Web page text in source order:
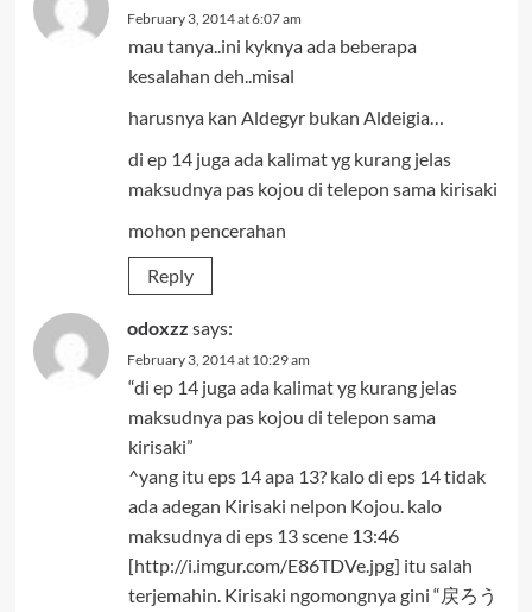
February 3, 2014 at 6:07 am
mau tanya..ini kyknya ada beberapa
kesalahan deh..misal
harusnya kan Aldegyr bukan Aldeigia…
di ep 14 juga ada kalimat yg kurang jelas
maksudnya pas kojou di telepon sama kirisaki
mohon pencerahan
Reply
odoxzz says:
February 3, 2014 at 10:29 am
“di ep 14 juga ada kalimat yg kurang jelas
maksudnya pas kojou di telepon sama
kirisaki”
^yang itu eps 14 apa 13? kalo di eps 14 tidak
ada adegan Kirisaki nelpon Kojou. kalo
maksudnya di eps 13 scene 13:46
[http://i.imgur.com/E86TDVe.jpg] itu salah
terjemahin. Kirisaki ngomongnya gini “戻ろう